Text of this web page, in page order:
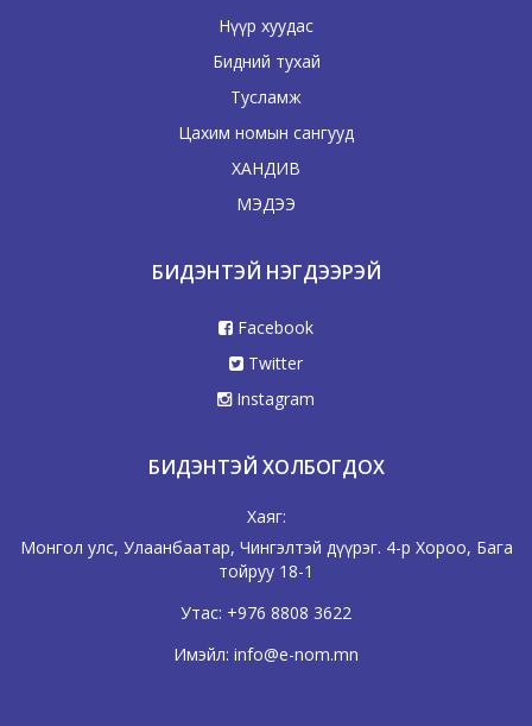
Нүүр хуудас
Бидний тухай
Тусламж
Цахим номын сангууд
ХАНДИВ
МЭДЭЭ
БИДЭНТЭЙ НЭГДЭЭРЭЙ
Facebook
Twitter
Instagram
БИДЭНТЭЙ ХОЛБОГДОХ
Хаяг:
Монгол улс, Улаанбаатар, Чингэлтэй дүүрэг. 4-р Хороо, Бага
тойруу 18-1
Утас: +976 8808 3622
Имэйл: info@e-nom.mn